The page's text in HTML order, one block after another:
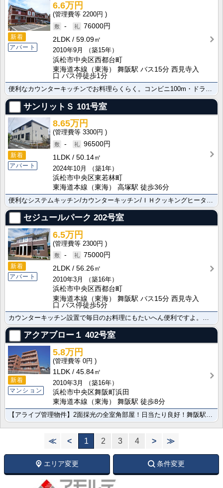
新着
アパート
6.6万円
2200円
-
76000円
2LDK
59.09㎡
2010年9月
（築15年）
浜松市中央区西都台町
東海道本線（東海） 舞阪駅 バス15分 西見寺入
口 バス停徒歩1分
サンリットＳ 101号室
新着
アパート
8.65万円
3300円
-
96500円
1LDK
50.14㎡
2024年10月
（築1年）
浜松市中央区東若林町
東海道本線（東海） 高塚駅 徒歩36分
セジュールパーク 202号室
新着
アパート
6.5万円
2300円
-
75000円
2LDK
56.26㎡
2010年3月
（築16年）
浜松市中央区西都台町
東海道本線（東海） 舞阪駅 バス15分 西見寺入
口 バス停徒歩5分
カウンターキッチン設置で毎日のお料理にもたいへん便利ですよ。ＴＶインターホンが設置されています お部･･･
アクアブロー１ 402号室
新着
マンション
5.8万円
0円
1LDK
45.84㎡
2010年3月
（築16年）
浜松市中央区舞阪町浜田
東海道本線（東海） 舞阪駅 徒歩8分
【アライブ管理物件】2面採光の全室角部屋！日当たり良好！舞阪駅まで620m、徒歩圏内です♪ｶﾗｰﾓﾆ･･･
≪ < 1 2 3 4 > ≫
エリア変更 条件変更